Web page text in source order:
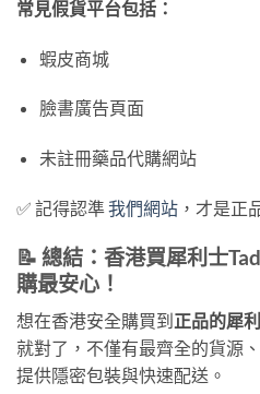
常見假貨平台包括：
蝦皮商城
臉書廣告頁面
未註冊藥品代購網站
✅ 記得認準我們網站 ，才是正
📝 總結：香港買犀利士
購最安心！
想在香港安全購買到 正品的犀
就對了，不僅有最齊全的貨源
提供隱密包裝與快速配送。